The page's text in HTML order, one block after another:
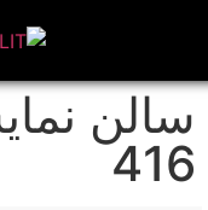
سالن
416